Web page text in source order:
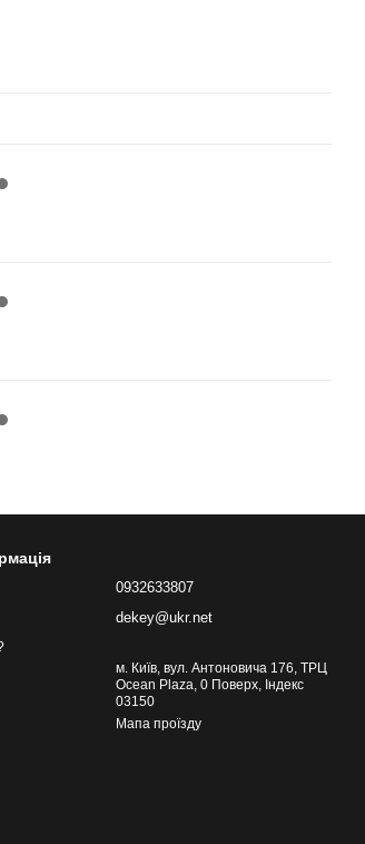
0932633807
dekey@ukr.net
м. Київ, вул. Антоновича 176, ТРЦ
Ocean Plaza, 0 Поверх, Індекс
03150
Мапа проїзду